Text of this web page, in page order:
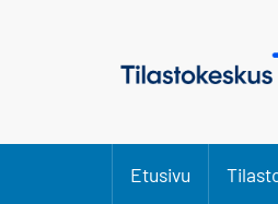
Etusivu